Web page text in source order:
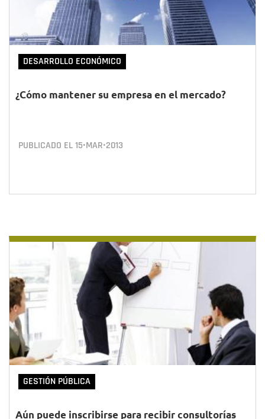
DESARROLLO ECONÓMICO
¿Cómo mantener su empresa en el mercado?
PUBLICADO EL15•MAR•2013
GESTIÓN PÚBLICA
Aún puede inscribirse para recibir consultorías